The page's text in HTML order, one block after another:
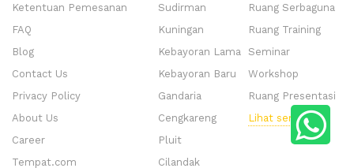
Ketentuan Pemesanan
FAQ
Blog
Contact Us
Privacy Policy
About Us
Career
Tempat.com
Sudirman
Kuningan
Kebayoran Lama
Kebayoran Baru
Gandaria
Cengkareng
Pluit
Cilandak
Ruang Serbaguna
Ruang Training
Seminar
Workshop
Ruang Presentasi
Lihat semua